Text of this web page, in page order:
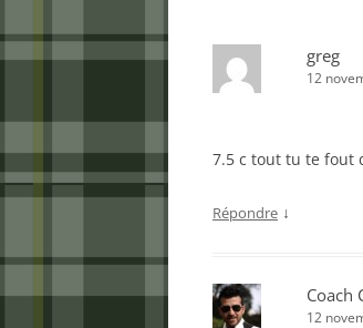
greg
12
7.5 c tout tu te fout
Répondre ↓
Coach
12